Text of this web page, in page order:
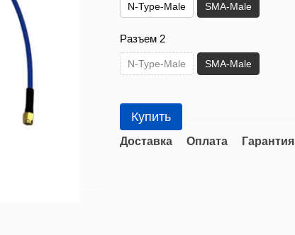
N-Type-Male SMA-Male
Разъем 2
N-Type-Male SMA-Male
Купить
Доставка Оплата Гарантия